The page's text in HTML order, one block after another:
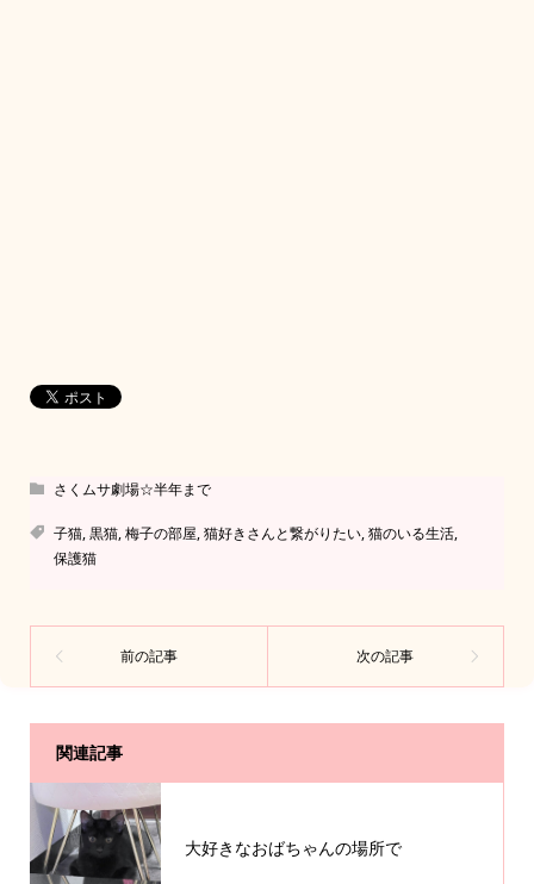
さくムサ劇場☆半年まで
子猫,黒猫,梅子の部屋,猫好きさんと繋がりたい,猫のいる生活,
保護猫
関連記事
大好きなおばちゃんの場所で